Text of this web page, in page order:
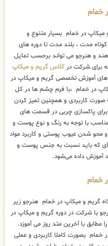
خمام
میکاپ در خمام بسیار متنوع و
کوتاه مدت ، بلند مدت تا دوره های
و هنرجو می تواند برحسب تمایل
برای شرکت در کلاس گریم و میکاپ
های آموزش تخصصی گریم و میکاپ در
در خمام ،با فرم چشم ها در کل
صورت کاربردی و همچنین تمیز کردن
پاکسازی چربی در قسمت های
با توجه به رنگ و نوع پوست و
و محو شدن عیوب پوستی و کاربرد مواد
که باید نسبت به جنس پوست و
داده می‌شود.
خمام
گریم و میکاپ در خمام هنرجو زیر
با شرکت در دوره گریم و میکاپ در
با آخرین متد روز می آموزد.
خمام بصورت کاملا کاربردی و عملی